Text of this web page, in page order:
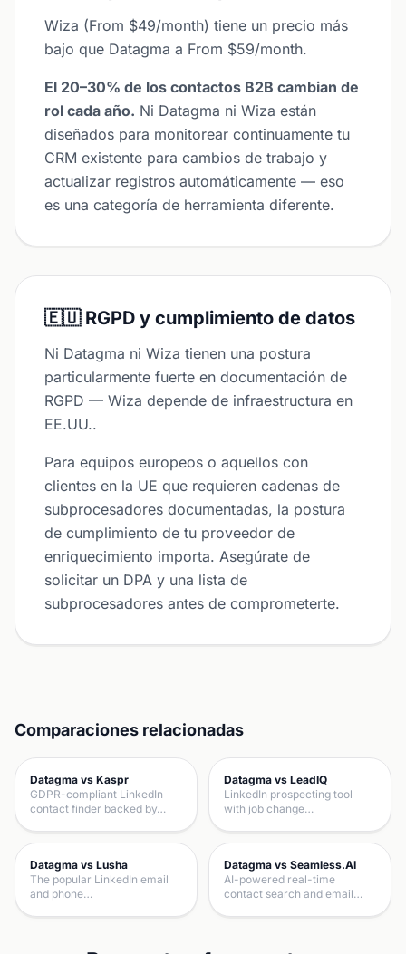
Wiza (From $49/month) tiene un precio más
bajo que Datagma a From $59/month.
El 20–30% de los contactos B2B cambian de
rol cada año. Ni Datagma ni Wiza están
diseñados para monitorear continuamente tu
CRM existente para cambios de trabajo y
actualizar registros automáticamente — eso
es una categoría de herramienta diferente.
🇪🇺 RGPD y cumplimiento de datos
Ni Datagma ni Wiza tienen una postura
particularmente fuerte en documentación de
RGPD — Wiza depende de infraestructura en
EE.UU..
Para equipos europeos o aquellos con
clientes en la UE que requieren cadenas de
subprocesadores documentadas, la postura
de cumplimiento de tu proveedor de
enriquecimiento importa. Asegúrate de
solicitar un DPA y una lista de
subprocesadores antes de comprometerte.
Comparaciones relacionadas
Datagma vs Kaspr
GDPR-compliant LinkedIn
contact finder backed by…
Datagma vs LeadIQ
LinkedIn prospecting tool
with job change…
Datagma vs Lusha
The popular LinkedIn email
and phone…
Datagma vs Seamless.AI
AI-powered real-time
contact search and email…